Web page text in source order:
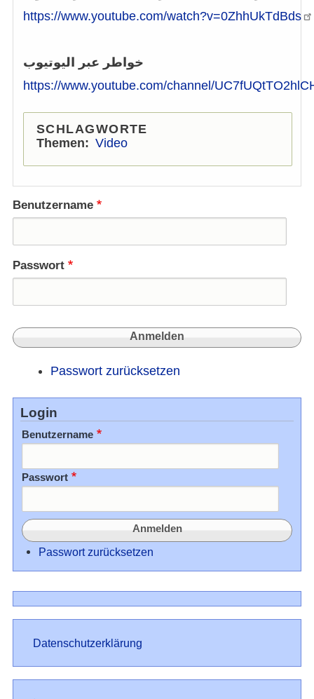
https://www.youtube.com/watch?v=0ZhhUkTdBds
خواطر عبر اليوتيوب
https://www.youtube.com/channel/
SCHLAGWORTE
Themen
Video
Benutzername
Passwort
Passwort zurücksetzen
Login
Benutzername
Passwort
Passwort zurücksetzen
Datenschutz
Datenschutzerklärung